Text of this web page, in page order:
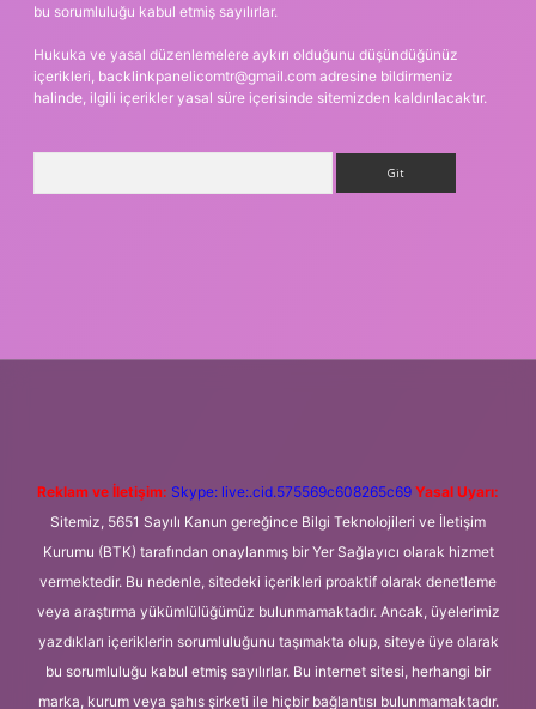
bu sorumluluğu kabul etmiş sayılırlar.
Hukuka ve yasal düzenlemelere aykırı olduğunu düşündüğünüz
içerikleri, backlinkpanelicomtr@gmail.com adresine bildirmeniz
halinde, ilgili içerikler yasal süre içerisinde sitemizden kaldırılacaktır.
Reklam ve İletişim: Skype: live:.cid.575569c608265c69 Yasal Uyarı:
Sitemiz, 5651 Sayılı Kanun gereğince Bilgi Teknolojileri ve İletişim
Kurumu (BTK) tarafından onaylanmış bir Yer Sağlayıcı olarak hizmet
vermektedir. Bu nedenle, sitedeki içerikleri proaktif olarak denetleme
veya araştırma yükümlülüğümüz bulunmamaktadır. Ancak, üyelerimiz
yazdıkları içeriklerin sorumluluğunu taşımakta olup, siteye üye olarak
bu sorumluluğu kabul etmiş sayılırlar. Bu internet sitesi, herhangi bir
marka, kurum veya şahıs şirketi ile hiçbir bağlantısı bulunmamaktadır.